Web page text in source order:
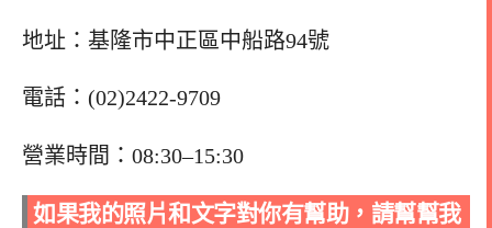
地址：基隆市中正區中船路94號
電話：(02)2422-9709
營業時間：08:30–15:30
如果我的照片和文字對你有幫助，請幫幫我